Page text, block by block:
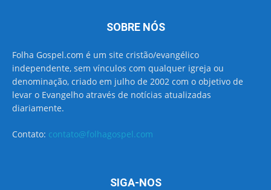
SOBRE NÓS
Folha Gospel.com é um site cristão/evangélico
independente, sem vínculos com qualquer igreja ou
denominação, criado em julho de 2002 com o objetivo de
levar o Evangelho através de notícias atualizadas
diariamente.
Contato: contato@folhagospel.com
SIGA-NOS